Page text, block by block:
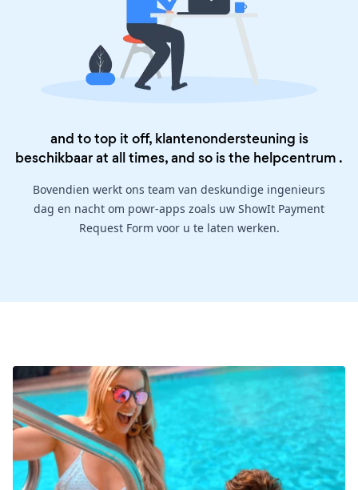
and to top it off, klantenondersteuning is
beschikbaar at all times, and so is the helpcentrum .
Bovendien werkt ons team van deskundige ingenieurs
dag en nacht om powr-apps zoals uw ShowIt Payment
Request Form voor u te laten werken.